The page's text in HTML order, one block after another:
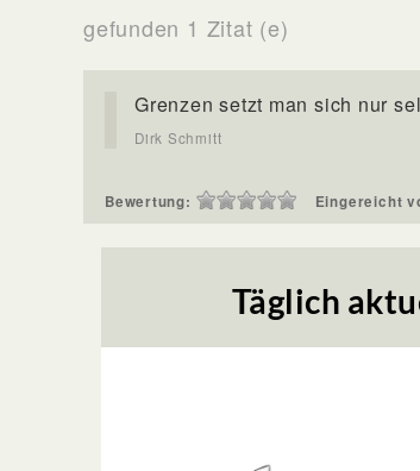
gefunden 1 Zitat (e)
Grenzen setzt man sich nur
Dirk Schmitt
Bewertung: Eingereicht